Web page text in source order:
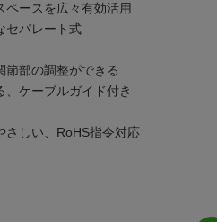
ペースを広々有効活用
セパレート式
節部の調整ができる
、ケーブルガイド付き
さしい、RoHS指令対応